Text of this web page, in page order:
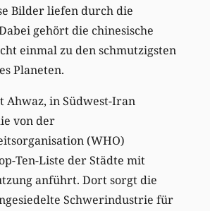
Bilder liefen durch die
gehört die chinesische
einmal zu den schmutzigsten
Planeten.
Ahwaz, in Südwest-Iran
von der
(WHO)
Ten-Liste der Städte mit
anführt. Dort sorgt die
Schwerindustrie für